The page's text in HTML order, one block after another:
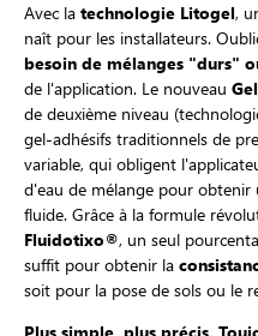
Avec la technologie Litogel,
naît pour les installateurs.
besoin de mélanges "durs"
de l'application. Le nouveau
de deuxième niveau
gel-adhésifs traditionnels de
variable, qui obligent
d'eau de mélange pour
fluide. Grâce à la formule
Fluidotixo®, un seul
suffit pour obtenir la
soit pour la pose de sols ou le